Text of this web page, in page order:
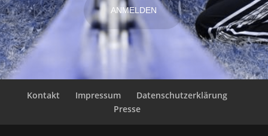
ANMELDEN
Kontakt Impressum
Datenschutzerklärung
Presse